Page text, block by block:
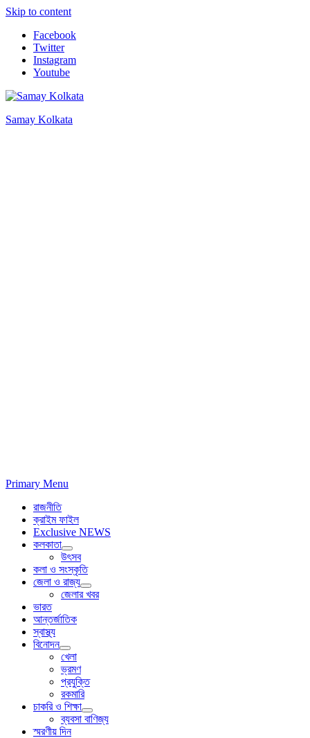
Skip to content
Facebook
Twitter
Instagram
Youtube
Samay Kolkata
Primary Menu
রাজনীতি
ক্রাইম ফাইল
Exclusive NEWS
কলকাতা
উৎসব
কলা ও সংস্কৃতি
জেলা ও রাজ্য
জেলার খবর
ভারত
আন্তর্জাতিক
স্বাস্থ্য
বিনোদন
খেলা
ভ্রমণ
প্রযুক্তি
রকমারি
চাকরি ও শিক্ষা
ব্যবসা বাণিজ্য
স্মরণীয় দিন